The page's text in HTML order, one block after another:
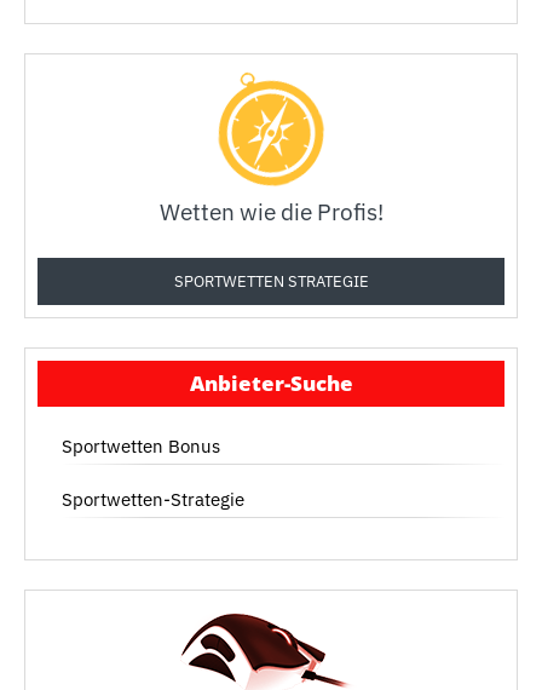
Wetten wie die Profis!
SPORTWETTEN STRATEGIE
Anbieter-Suche
Sportwetten Bonus
Sportwetten-Strategie